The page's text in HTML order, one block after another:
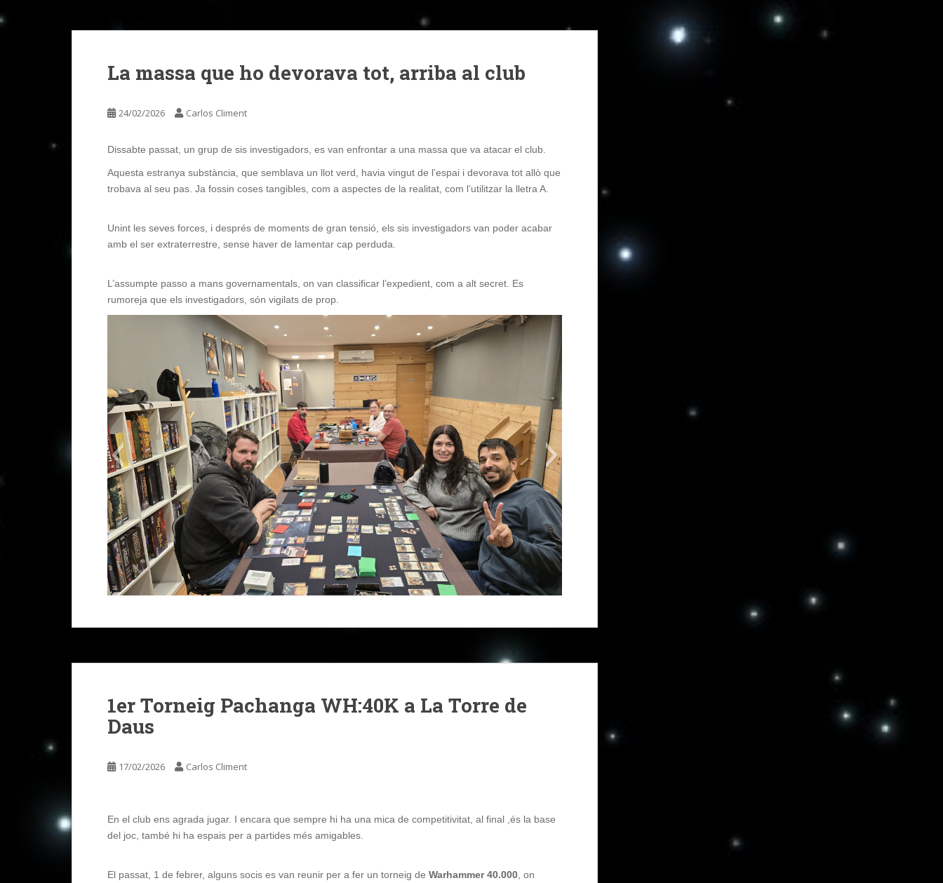
La massa que ho devorava tot, arriba al club
24/02/2026 Carlos Climent
Dissabte passat, un grup de sis investigadors, es van enfrontar a una massa que va atacar el club.
Aquesta estranya substància, que semblava un llot verd, havia vingut de l’espai i devorava tot allò que
trobava al seu pas. Ja fossin coses tangibles, com a aspectes de la realitat, com l’utilitzar la lletra A.
Unint les seves forces, i després de moments de gran tensió, els sis investigadors van poder acabar
amb el ser extraterrestre, sense haver de lamentar cap perduda.
L’assumpte passo a mans governamentals, on van classificar l’expedient, com a alt secret. Es
rumoreja que els investigadors, són vigilats de prop.
1er Torneig Pachanga WH:40K a La Torre de
Daus
17/02/2026 Carlos Climent
En el club ens agrada jugar. I encara que sempre hi ha una mica de competitivitat, al final ,és la base
del joc, també hi ha espais per a partides més amigables.
El passat, 1 de febrer, alguns socis es van reunir per a fer un torneig de Warhammer 40.000, on